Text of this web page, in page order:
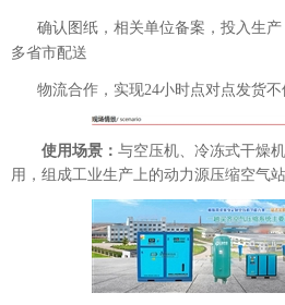
确认图纸，相关单位备案，投入生产
多省市配送
物流合作，实现24小时点对点发货不
使用场景： 与空压机、冷冻式干燥
用，组成工业生产上的动力源压缩空气站